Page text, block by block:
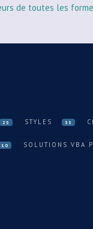
de toutes les
25 STYLES 33
SOLUTIONS VBA